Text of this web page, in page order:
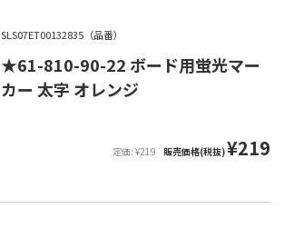
SLS07ET00132835（品番）
★61-810-90-22 ボード用蛍光マー
カー 太字 オレンジ
定価: ¥219 販売価格(税抜)¥219